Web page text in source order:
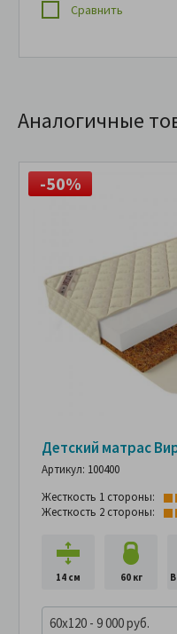
Сравнить
Аналогичные
-50%
Детский матрас
Артикул: 100400
Жесткость 1 стороны:
Жесткость 2 стороны:
14 см 60 кг
60x120 - 9 000 руб.